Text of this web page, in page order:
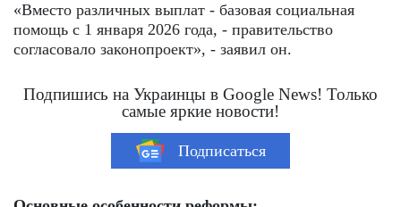
«Вместо различных выплат - базовая социальная
помощь с 1 января 2026 года, - правительство
согласовало законопроект», - заявил он.
Подпишись на Украинцы в Google News! Только
самые яркие новости!
Подписаться